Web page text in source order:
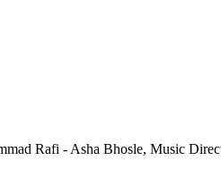
Rafi - Asha Bhosle, Music